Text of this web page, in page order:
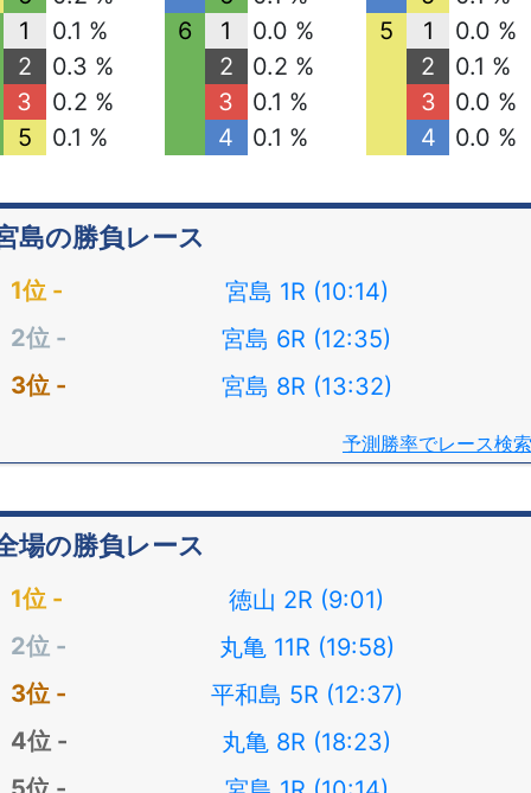
1
0.1 %
2
0.3 %
3
0.2 %
5
0.1 %
6
1
0.0 %
2
0.2 %
3
0.1 %
4
0.1 %
5
1
0.0 %
2
0.1 %
3
0.0 %
4
0.0 %
島の勝負レース
宮島 1R (10:14)
宮島 6R (12:35)
宮島 8R (13:32)
予測勝率でレース検索
場の勝負レース
徳山 2R (9:01)
丸亀 11R (19:58)
平和島 5R (12:37)
丸亀 8R (18:23)